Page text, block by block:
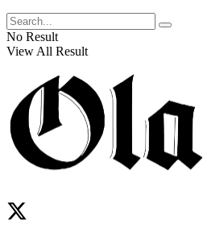
No Result
View All Result